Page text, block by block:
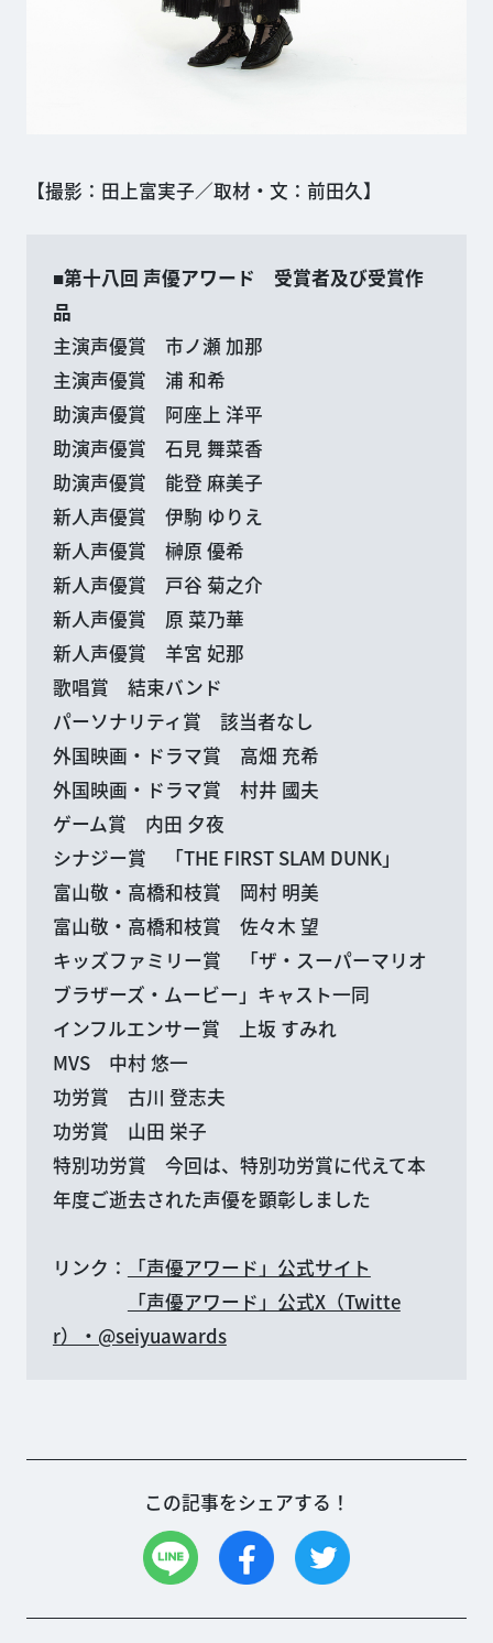
【撮影：田上富実子／取材・文：前田久】
■第十八回 声優アワード 受賞者及び受賞作
品
主演声優賞 市ノ瀬 加那
主演声優賞 浦 和希
助演声優賞 阿座上 洋平
助演声優賞 石見 舞菜香
助演声優賞 能登 麻美子
新人声優賞 伊駒 ゆりえ
新人声優賞 榊原 優希
新人声優賞 戸谷 菊之介
新人声優賞 原 菜乃華
新人声優賞 羊宮 妃那
歌唱賞 結束バンド
パーソナリティ賞 該当者なし
外国映画・ドラマ賞 高畑 充希
外国映画・ドラマ賞 村井 國夫
ゲーム賞 内田 夕夜
シナジー賞 「THE FIRST SLAM DUNK」
富山敬・高橋和枝賞 岡村 明美
富山敬・高橋和枝賞 佐々木 望
キッズファミリー賞 「ザ・スーパーマリオ
ブラザーズ・ムービー」キャスト一同
インフルエンサー賞 上坂 すみれ
MVS 中村 悠一
功労賞 古川 登志夫
功労賞 山田 栄子
特別功労賞 今回は、特別功労賞に代えて本
年度ご逝去された声優を顕彰しました
リンク：
「声優アワード」公式サイト
「声優アワード」公式X（Twitte
r）・@seiyuawards
この記事をシェアする！